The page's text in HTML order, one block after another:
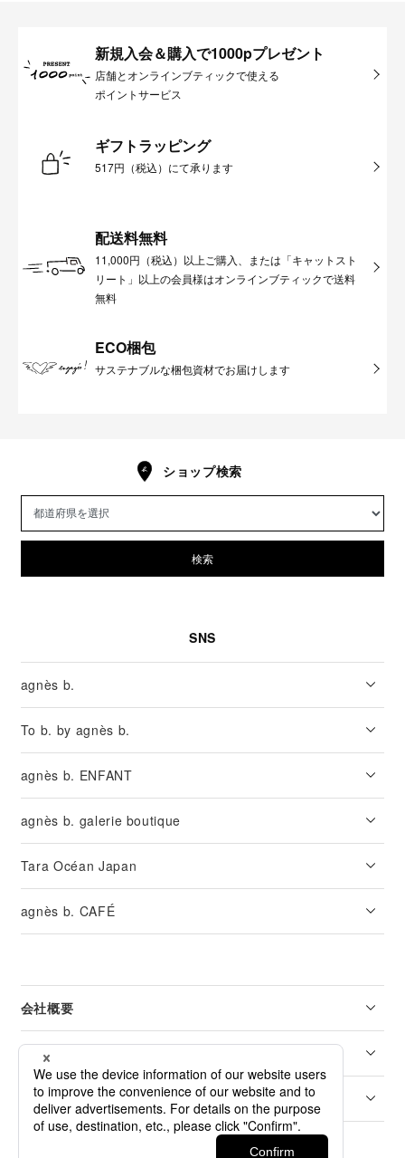
新規入会＆購入で1000pプレゼント
店舗とオンラインブティックで使える
ポイントサービス
ギフトラッピング
517円（税込）にて承ります
配送料無料
11,000円（税込）以上ご購入、または「キャットスト
リート」以上の会員様はオンラインブティックで送料
無料
ECO梱包
サステナブルな梱包資材でお届けします
ショップ検索
検索
SNS
agnès b.
To b. by agnès b.
agnès b. ENFANT
agnès b. galerie boutique
Tara Océan Japan
agnès b. CAFÉ
会社概要
リーガル
カスタマーサービス